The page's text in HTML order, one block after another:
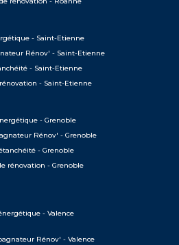
- Saint-Etienne
Rénov' - Saint-Etienne
- Saint-Etienne
- Saint-Etienne
- Grenoble
Rénov' - Grenoble
- Grenoble
rénovation - Grenoble
- Valence
Rénov' - Valence